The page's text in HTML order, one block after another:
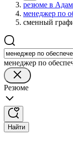
резюме в
менеджер по
сменный
менеджер по
Резюме
Найти